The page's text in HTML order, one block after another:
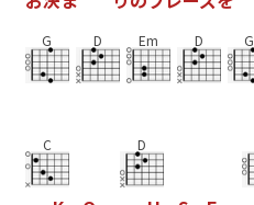
G D Em D G
C D